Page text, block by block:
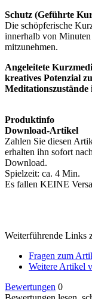
Schutz (Geführte
Die schöpferische
innerhalb von
mitzunehmen.
Angeleitete
kreatives Potenzial
Produktinfo
Download-Artikel
Zahlen Sie diesen
erhalten ihn sofort
Download.
Spielzeit: ca. 4 Min.
Es fallen KEINE
Weiterführende Links
Fragen zum
Weitere Artikel
Bewertungen 0